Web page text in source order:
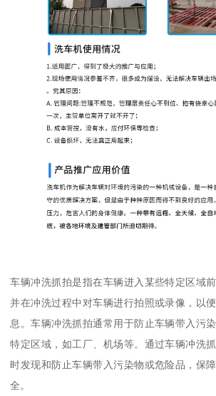
车辆冲洗抓拍是指在车辆进入某些特定区域
并在冲洗过程中对车辆进行拍照或录像，以
息。车辆冲洗抓拍通常用于防止车辆带入污
特定区域，如工厂、机场等。通过车辆冲洗
时发现和防止车辆带入污染物或危险品，保
全。